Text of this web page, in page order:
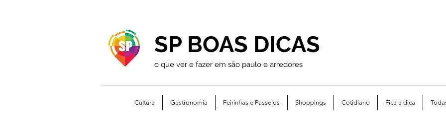
SP BOAS DICAS
o que ver e fazer em são paulo e arredores
Cultura Gastronomia Feirinhas e Passeios Shoppings Cotidiano Fica a dica